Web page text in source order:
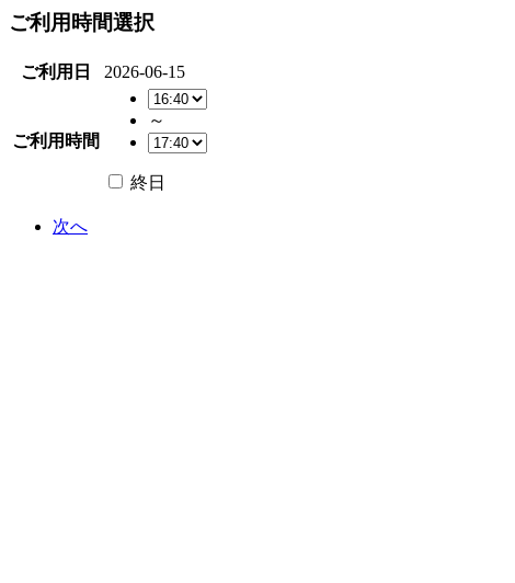
ご利用時間選択
ご利用日 2026-06-15
ご利用時間
～
終日
次へ